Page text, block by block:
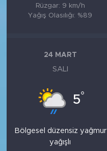
Rüzgar: 9 km/h
Yağış Olasılığı: %89
24 MART
SALI
5°
Bölgesel düzensiz yağmur
yağışlı